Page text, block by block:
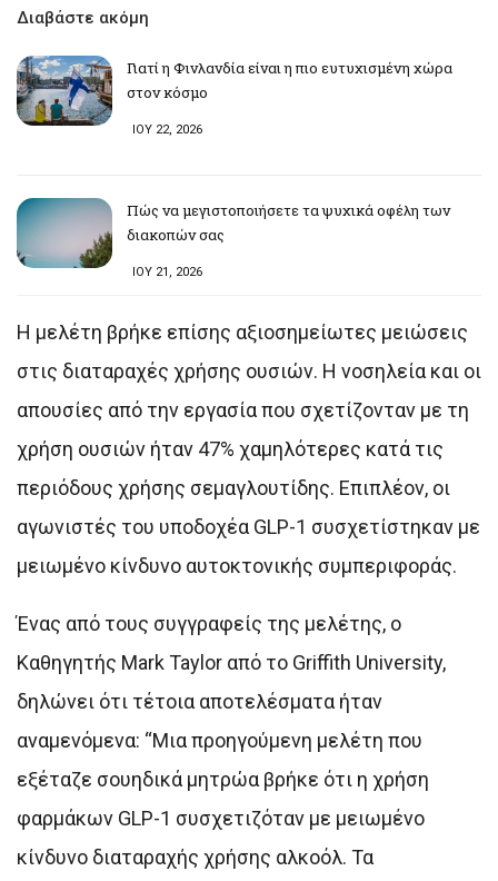
Διαβάστε ακόμη
Γιατί η Φινλανδία είναι η πιο ευτυχισμένη χώρα
στον κόσμο
ΙΟΥ 22, 2026
Πώς να μεγιστοποιήσετε τα ψυχικά οφέλη των
διακοπών σας
ΙΟΥ 21, 2026
Η μελέτη βρήκε επίσης αξιοσημείωτες μειώσεις
στις διαταραχές χρήσης ουσιών. Η νοσηλεία και οι
απουσίες από την εργασία που σχετίζονταν με τη
χρήση ουσιών ήταν 47% χαμηλότερες κατά τις
περιόδους χρήσης σεμαγλουτίδης. Επιπλέον, οι
αγωνιστές του υποδοχέα GLP-1 συσχετίστηκαν με
μειωμένο κίνδυνο αυτοκτονικής συμπεριφοράς.
Ένας από τους συγγραφείς της μελέτης, ο
Καθηγητής Mark Taylor από το Griffith University,
δηλώνει ότι τέτοια αποτελέσματα ήταν
αναμενόμενα: “Μια προηγούμενη μελέτη που
εξέταζε σουηδικά μητρώα βρήκε ότι η χρήση
φαρμάκων GLP-1 συσχετιζόταν με μειωμένο
κίνδυνο διαταραχής χρήσης αλκοόλ. Τα